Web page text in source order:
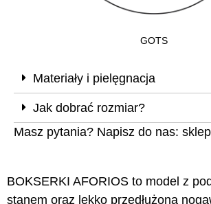
GOTS
Materiały i pielęgnacja
Jak dobrać rozmiar?
Masz pytania? Napisz do nas:
BOKSERKI AFORIOS to model z
stanem oraz lekko przedłużoną